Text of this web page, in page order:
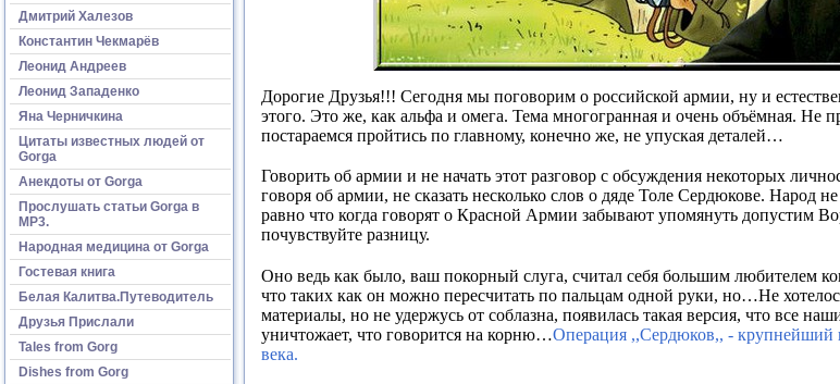
Дмитрий Халезов
Константин Чекмарёв
Леонид Андреев
Леонид Западенко
Яна Черничкина
Цитаты известных людей от
Gorga
Анекдоты от Gorga
Прослушать статьи Gorga в
МР3.
Народная медицина от Gorga
Гостевая книга
Белая Калитва.Путеводитель
Друзья Прислали
Tales from Gorg
Dishes from Gorg
Дорогие Друзья!!! Сегодня мы поговорим о российской армии, ну и
этого. Это же, как альфа и омега. Тема многогранная и очень объёмная. Не
постараемся пройтись по главному, конечно же, не упуская деталей…
Говорить об армии и не начать этот разговор с обсуждения некоторых
говоря об армии, не сказать несколько слов о дяде Толе Сердюкове. Народ
равно что когда говорят о Красной Армии забывают упомянуть допустим
почувствуйте разницу.
Оно ведь как было, ваш покорный слуга, считал себя большим любителем
что таких как он можно пересчитать по пальцам одной руки, но…Не
материалы, но не удержусь от соблазна, появилась такая версия, что все
уничтожает, что говорится на корню…Операция ,,Сердюков,, - крупнейший
века.